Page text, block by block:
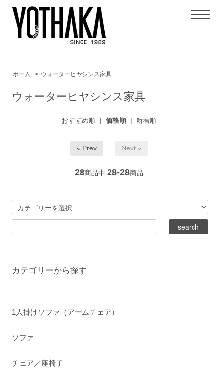
ホーム > ウォーターヒヤシンス家具
ウォーターヒヤシンス家具
おすすめ順| 価格順| 新着順
« Prev Next »
28商品中 28-28商品
カテゴリーから探す
1人掛けソファ（アームチェア）
ソファ
チェア／座椅子